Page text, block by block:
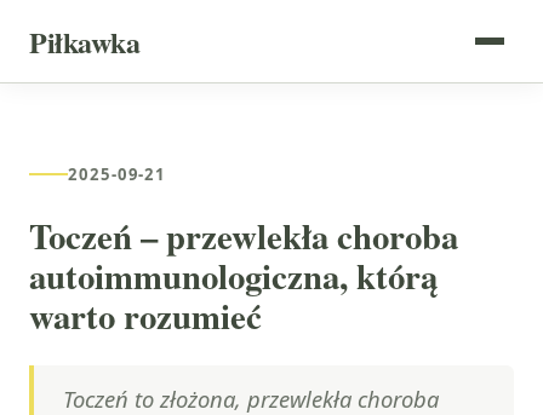
Piłkawka
2025-09-21
Toczeń – przewlekła choroba
autoimmunologiczna, którą
warto rozumieć
Toczeń to złożona, przewlekła choroba